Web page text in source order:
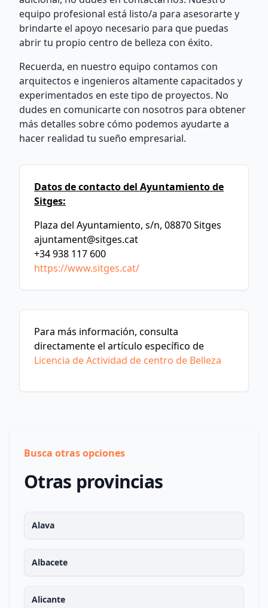
equipo profesional está listo/a para asesorarte y
brindarte el apoyo necesario para que puedas
abrir tu propio centro de belleza con éxito.
Recuerda, en nuestro equipo contamos con
arquitectos e ingenieros altamente capacitados y
experimentados en este tipo de proyectos. No
dudes en comunicarte con nosotros para obtener
más detalles sobre cómo podemos ayudarte a
hacer realidad tu sueño empresarial.
Datos de contacto del Ayuntamiento de
Sitges:
Plaza del Ayuntamiento, s/n, 08870 Sitges
ajuntament@sitges.cat
+34 938 117 600
https://www.sitges.cat/
Para más información, consulta
directamente el artículo específico de
Licencia de Actividad de centro de Belleza
Busca otras opciones
Otras provincias
Alava
Albacete
Alicante